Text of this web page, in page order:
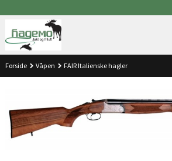
til
innholdet
Forside Våpen FAIR Italienske hagler